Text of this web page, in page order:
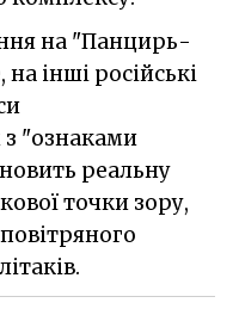
на "Панцирь-
на інші російські
з "ознаками
реальну
точки зору,